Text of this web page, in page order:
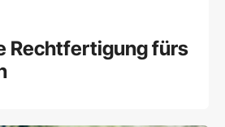
Rechtfertigung fürs